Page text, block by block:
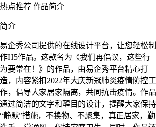
热点推荐 作品简介
简介
易企秀公司提供的在线设计平台，让您轻松制
作H5作品。这款名为《我们再倡议，这些行
为要常在！》的作品，由易企秀平台精心打
造，内容紧扣2022年大庆新冠肺炎疫情防控工
作，倡导大家居家隔离，共同抗击疫情。作品
通过简洁的文字和醒目的设计，提醒大家保持
“静默”措施，不换物、不聚集，真正居家，勤